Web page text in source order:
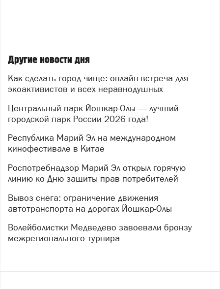
Другие новости дня
Как сделать город чище: онлайн-встреча для
экоактивистов и всех неравнодушных
Центральный парк Йошкар-Олы — лучший
городской парк России 2026 года!
Республика Марий Эл на международном
кинофестивале в Китае
Роспотребнадзор Марий Эл открыл горячую
линию ко Дню защиты прав потребителей
Вывоз снега: ограничение движения
автотранспорта на дорогах Йошкар-Олы
Волейболистки Медведево завоевали бронзу
межрегионального турнира